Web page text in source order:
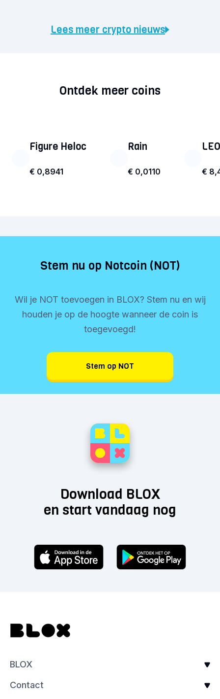
Lees meer crypto nieuws
Ontdek meer coins
Figure Heloc
€ 0,8941
Rain
€ 0,0110 €
Stem nu op Notcoin (NOT)
Wil je NOT toevoegen in BLOX? Stem nu en wij
houden je op de hoogte wanneer de coin is
toegevoegd!
Stem op NOT
Download BLOX
en start vandaag nog
BLOX
Contact